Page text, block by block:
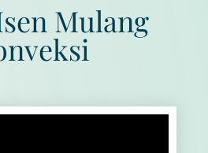
Mulang